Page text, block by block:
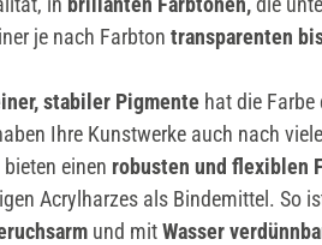
je nach Farbton transparenten
stabiler Pigmente hat die Farbe
Ihre Kunstwerke auch nach
einen robusten und flexiblen
Acrylharzes als Bindemittel. So
und mitWasser